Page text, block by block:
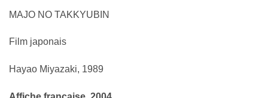
MAJO NO TAKKYUBIN
Film japonais
Hayao Miyazaki, 1989